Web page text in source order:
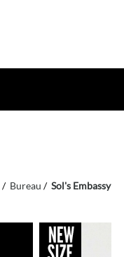
Bureau Sol's Embassy